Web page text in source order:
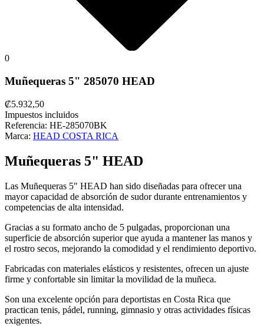
0
Muñequeras 5" 285070 HEAD
₡5.932,50
Impuestos incluidos
Referencia: HE-285070BK
Marca: HEAD COSTA RICA
Muñequeras 5" HEAD
Las Muñequeras 5" HEAD han sido diseñadas para ofrecer una
mayor capacidad de absorción de sudor durante entrenamientos y
competencias de alta intensidad.
Gracias a su formato ancho de 5 pulgadas, proporcionan una
superficie de absorción superior que ayuda a mantener las manos y
el rostro secos, mejorando la comodidad y el rendimiento deportivo.
Fabricadas con materiales elásticos y resistentes, ofrecen un ajuste
firme y confortable sin limitar la movilidad de la muñeca.
Son una excelente opción para deportistas en Costa Rica que
practican tenis, pádel, running, gimnasio y otras actividades físicas
exigentes.